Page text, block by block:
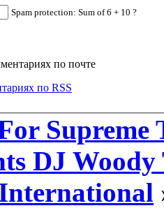
Spam protection: Sum of 6 + 10 ?
по почте
по RSS
Supreme
DJ